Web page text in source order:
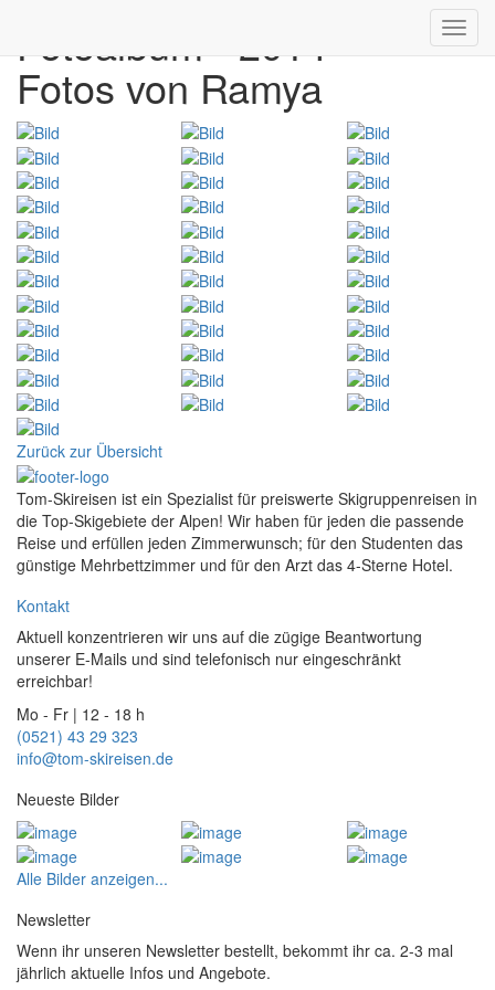
Fotoalbum - 2014
Fotos von Ramya
Zurück zur Übersicht
Tom-Skireisen ist ein Spezialist für preiswerte Skigruppenreisen in
die Top-Skigebiete der Alpen! Wir haben für jeden die passende
Reise und erfüllen jeden Zimmerwunsch; für den Studenten das
günstige Mehrbettzimmer und für den Arzt das 4-Sterne Hotel.
Kontakt
Aktuell konzentrieren wir uns auf die zügige Beantwortung
unserer E-Mails und sind telefonisch nur eingeschränkt
erreichbar!
Mo - Fr | 12 - 18 h
(0521) 43 29 323
info@tom-skireisen.de
Neueste Bilder
Alle Bilder anzeigen...
Newsletter
Wenn ihr unseren Newsletter bestellt, bekommt ihr ca. 2-3 mal
jährlich aktuelle Infos und Angebote.